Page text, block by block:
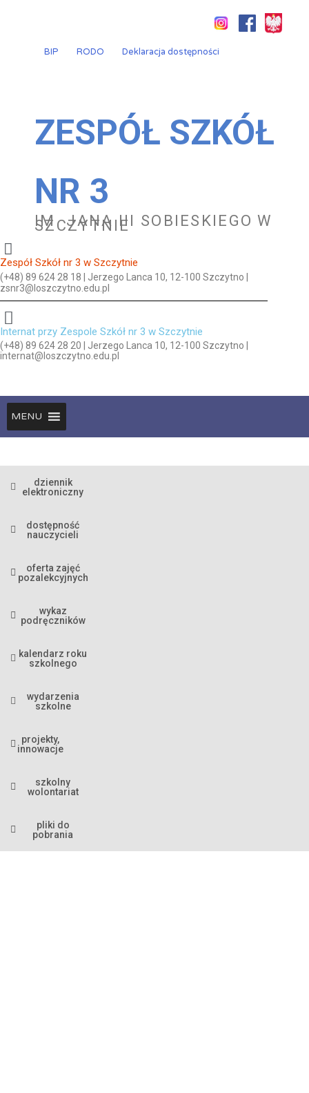
BIP
RODO Deklaracja dostępności
ZESPÓŁ SZKÓŁ
NR 3
IM. JANA III SOBIESKIEGO W
SZCZYTNIE
Zespół Szkół nr 3 w Szczytnie
(+48) 89 624 28 18 | Jerzego Lanca 10, 12-100 Szczytno |
zsnr3@loszczytno.edu.pl
Internat przy Zespole Szkół nr 3 w Szczytnie
(+48) 89 624 28 20 | Jerzego Lanca 10, 12-100 Szczytno |
internat@loszczytno.edu.pl
MENU
dziennik
elektroniczny
dostępność
nauczycieli
oferta zajęć
pozalekcyjnych
wykaz
podręczników
kalendarz roku
szkolnego
wydarzenia
szkolne
projekty,
innowacje
szkolny
wolontariat
pliki do
pobrania